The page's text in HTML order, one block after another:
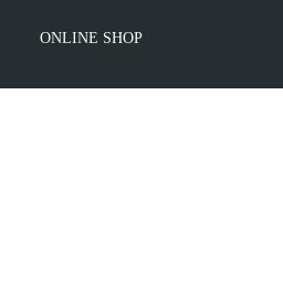
ONLINE SHOP